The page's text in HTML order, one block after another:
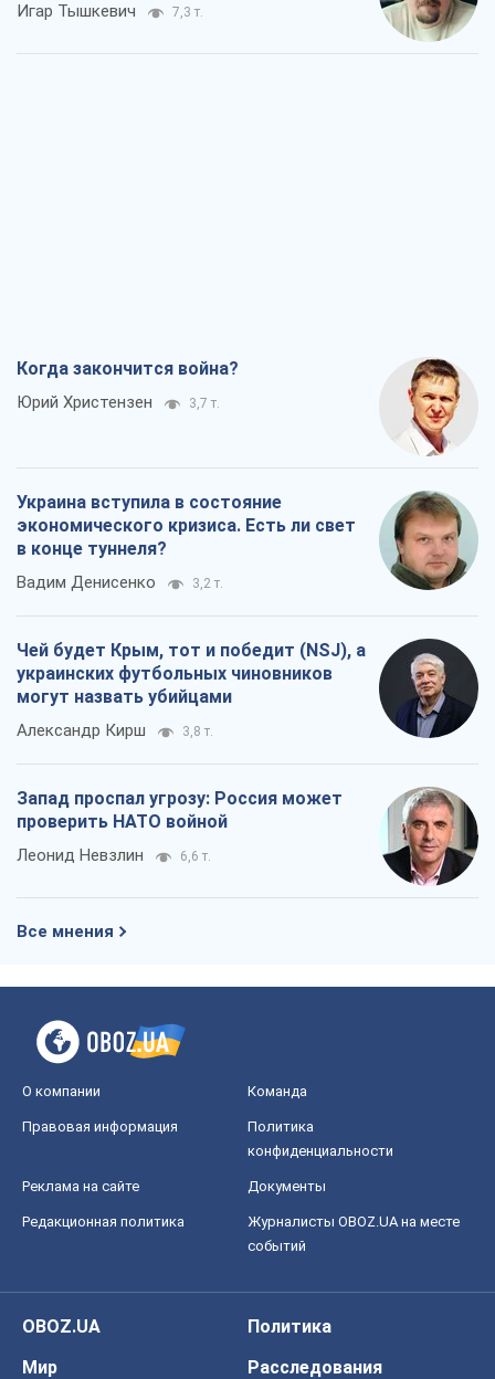
Игар Тышкевич 7,3 т.
Когда закончится война?
Юрий Христензен 3,7 т.
Украина вступила в состояние
экономического кризиса. Есть ли свет
в конце туннеля?
Вадим Денисенко 3,2 т.
Чей будет Крым, тот и победит (NSJ), а
украинских футбольных чиновников
могут назвать убийцами
Александр Кирш 3,8 т.
Запад проспал угрозу: Россия может
проверить НАТО войной
Леонид Невзлин 6,6 т.
Все мнения
О компании Команда
Правовая информация
Политика
конфиденциальности
Реклама на сайте Документы
Редакционная политика
Журналисты OBOZ.UA на месте
событий
OBOZ.UA
Политика
Мир
Расследования